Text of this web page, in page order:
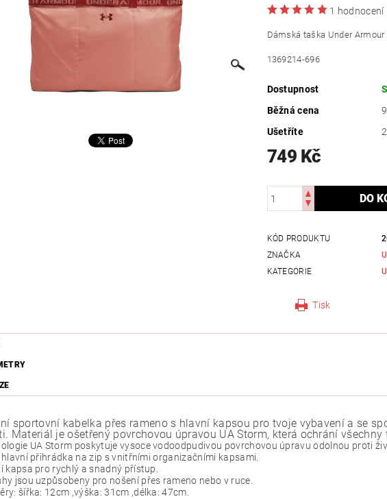
1 hodnocení
Dámská taška Under Armour
1369214-696
Dostupnost
Běžná cena
Ušetříte
749 Kč
KÓD PRODUKTU
ZNAČKA
KATEGORIE
Tisk
sportovní kabelka přes rameno s hlavní kapsou pro tvoje vybavení a se
Materiál je ošetřený povrchovou úpravou UA Storm, která ochrání všechny
UA Storm poskytuje vysoce vodoodpudivou povrchovou úpravu odolnou proti
hlavní přihrádka na zip s vnitřními organizačními kapsami.
kapsa pro rychlý a snadný přístup.
jsou uzpůsobeny pro nošení přes rameno nebo v ruce.
šířka: 12cm ,výška: 31cm ,délka: 47cm.